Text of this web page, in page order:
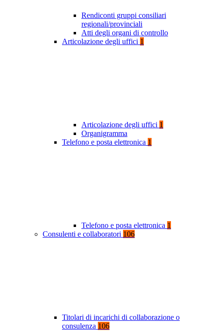
Rendiconti gruppi consiliari
regionali/provinciali
Atti degli organi di controllo
Articolazione degli uffici 1
Articolazione degli uffici 1
Organigramma
Telefono e posta elettronica 1
Telefono e posta elettronica 1
Consulenti e collaboratori 106
Titolari di incarichi di collaborazione o
consulenza 106